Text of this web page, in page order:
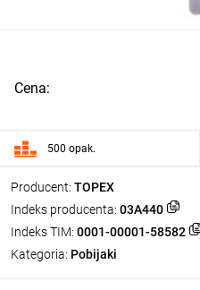
Producent: TOPEX
Indeks producenta: 03A440
Indeks TIM: 0001-00001-58582
Kategoria: Pobijaki
Cena:
500 opak.